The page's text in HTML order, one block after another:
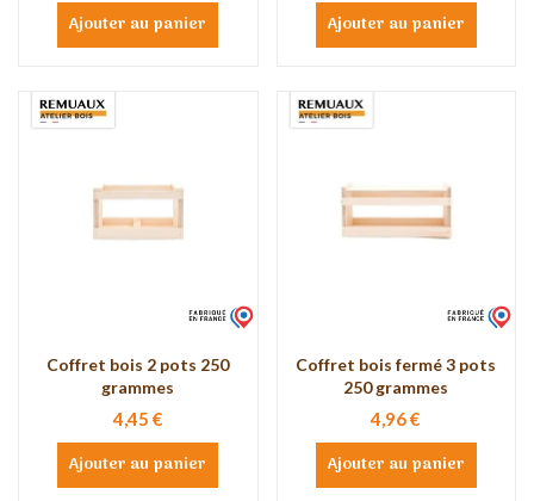
Ajouter au panier Ajouter au panier
Coffret bois 2 pots 250
grammes
4,45 €
Ajouter au panier
Coffret bois fermé 3 pots
250 grammes
4,96 €
Ajouter au panier